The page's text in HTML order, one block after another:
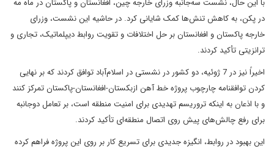
با این حال، نشست سه‌جانبه وزرای خارجه چین، افغانستان و پاکستان در ماه مه
در پکن، به کاهش تنش‌ها کمک شایانی کرد. در حاشیه این نشست، وزرای
خارجه پاکستان و افغانستان بر حل اختلافات و تقویت روابط دیپلماتیک، تجاری و
ترانزیتی تأکید کردند.
اخیراً نیز در 7 ژوئیه، دو کشور در نشستی در اسلام‌آباد توافق کردند که بر نهایی
کردن توافقنامه چارچوب پروژه خط آهن ازبکستان-افغانستان-پاکستان تمرکز کنند
و با اذعان به اینکه تروریسم تهدیدی برای امنیت منطقه است، بر تعامل دوجانبه
برای رفع چالش‌های پیش روی اتصال منطقه‌ای تأکید کردند.
این بهبود در روابط، انگیزه جدیدی برای تسریع کار بر روی این پروژه فراهم کرده